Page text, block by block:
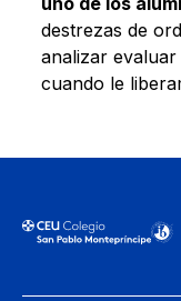
destrezas de
analizar
cuando le